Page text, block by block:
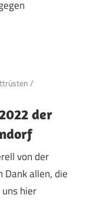
/
der
von der
Dank allen, die
hier